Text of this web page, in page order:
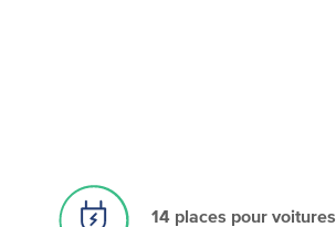
14 places pour voitures